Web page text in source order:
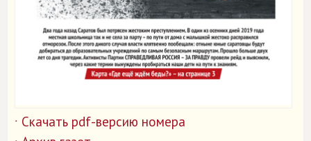
˙ Скачать pdf-версию номера